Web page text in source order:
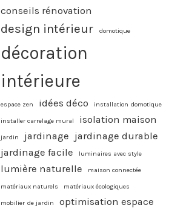
conseils rénovation
design intérieur domotique
décoration
intérieure
espace zen idées déco installation domotique
installer carrelage mural isolation maison
jardin jardinage jardinage durable
jardinage facile
luminaires avec style
lumière naturelle maison connectée
matériaux naturels matériaux écologiques
mobilier de jardin
optimisation espace